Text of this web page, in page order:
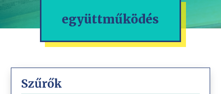
együttműködés
Szűrők